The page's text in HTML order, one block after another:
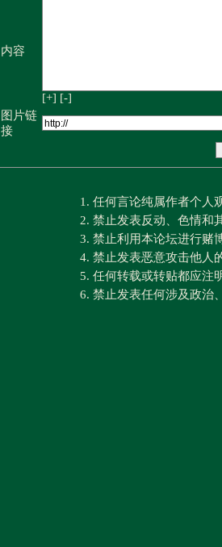
内容
[+] [-]
图片链
接
1. 任何言论纯属作者个人
2. 禁止发表反动、色情和
3. 禁止利用本论坛进行赌
4. 禁止发表恶意攻击他人
5. 任何转载或转贴都应注
6. 禁止发表任何涉及政治